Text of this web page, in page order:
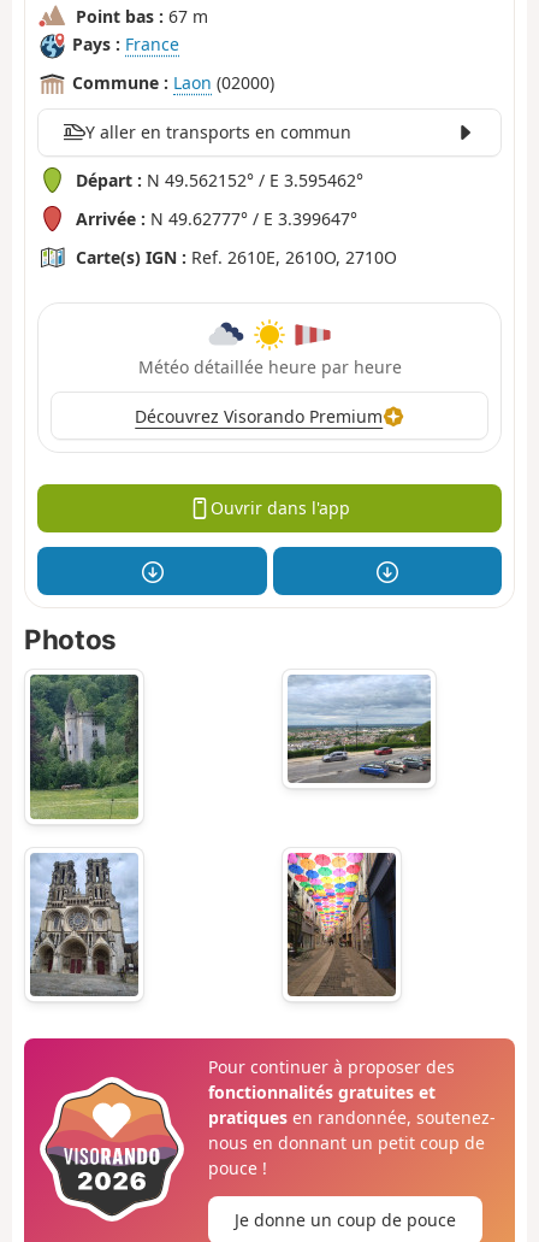
Point bas : 67 m
Pays : France
Commune : Laon (02000)
Y aller en transports en commun
Départ : N 49.562152° / E 3.595462°
Arrivée : N 49.62777° / E 3.399647°
Carte(s) IGN : Ref. 2610E, 2610O, 2710O
Météo détaillée heure par heure
Découvrez Visorando Premium
Ouvrir dans l'app
Photos
Pour continuer à proposer des
fonctionnalités gratuites et
pratiquesen randonnée, soutenez-
nous en donnant un petit coup de
pouce !
Je donne un coup de pouce